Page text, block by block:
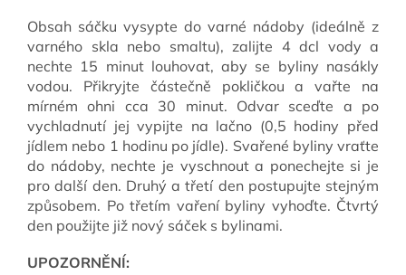
Obsah sáčku vysypte do varné nádoby (ideálně z
varného skla nebo smaltu), zalijte 4 dcl vody a
nechte 15 minut louhovat, aby se byliny nasákly
vodou. Přikryjte částečně pokličkou a vařte na
mírném ohni cca 30 minut. Odvar sceďte a po
vychladnutí jej vypijte na lačno (0,5 hodiny před
jídlem nebo 1 hodinu po jídle). Svařené byliny vraťte
do nádoby, nechte je vyschnout a ponechejte si je
pro další den. Druhý a třetí den postupujte stejným
způsobem. Po třetím vaření byliny vyhoďte. Čtvrtý
den použijte již nový sáček s bylinami.
UPOZORNĚNÍ: